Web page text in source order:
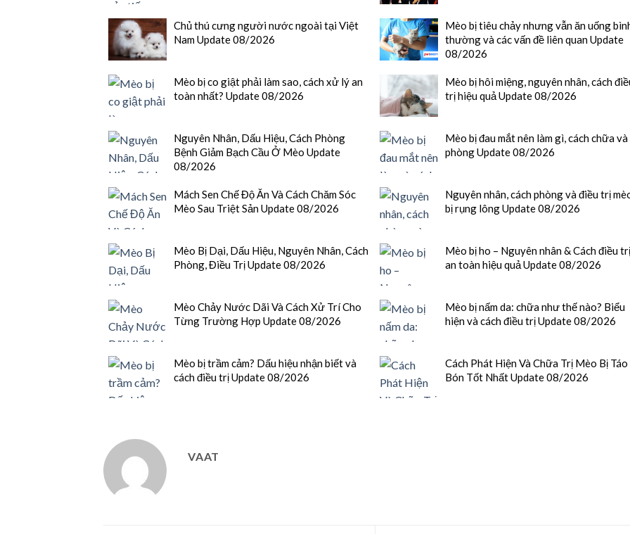
Chủ thú cưng người nước ngoài tại Việt
Nam Update 08/2026
Mèo bị tiêu chảy nhưng vẫn ăn uống
thường và các vấn đề liên quan Update
08/2026
Mèo bị co giật phải làm sao, cách xử lý an
toàn nhất? Update 08/2026
Mèo bị hôi miệng, nguyên nhân, cách
trị hiệu quả Update 08/2026
Nguyên Nhân, Dấu Hiệu, Cách Phòng
Bệnh Giảm Bạch Cầu Ở Mèo Update
08/2026
Mèo bị đau mắt nên làm gì, cách chữa và
phòng Update 08/2026
Mách Sen Chế Độ Ăn Và Cách Chăm Sóc
Mèo Sau Triệt Sản Update 08/2026
Nguyên nhân, cách phòng và điều trị
bị rụng lông Update 08/2026
Mèo Bị Dại, Dấu Hiệu, Nguyên Nhân, Cách
Phòng, Điều Trị Update 08/2026
Mèo bị ho – Nguyên nhân & Cách điều trị
an toàn hiệu quả Update 08/2026
Mèo Chảy Nước Dãi Và Cách Xử Trí Cho
Từng Trường Hợp Update 08/2026
Mèo bị nấm da: chữa như thế nào? Biểu
hiện và cách điều trị Update 08/2026
Mèo bị trầm cảm? Dấu hiệu nhận biết và
cách điều trị Update 08/2026
Cách Phát Hiện Và Chữa Trị Mèo Bị Táo
Bón Tốt Nhất Update 08/2026
VAAT